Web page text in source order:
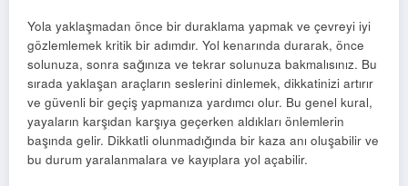
Yola yaklaşmadan önce bir duraklama yapmak ve çevreyi iyi
gözlemlemek kritik bir adımdır. Yol kenarında durarak, önce
solunuza, sonra sağınıza ve tekrar solunuza bakmalısınız. Bu
sırada yaklaşan araçların seslerini dinlemek, dikkatinizi artırır
ve güvenli bir geçiş yapmanıza yardımcı olur. Bu genel kural,
yayaların karşıdan karşıya geçerken aldıkları önlemlerin
başında gelir. Dikkatli olunmadığında bir kaza anı oluşabilir ve
bu durum yaralanmalara ve kayıplara yol açabilir.